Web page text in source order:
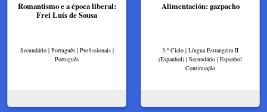
Romantismo e a época liberal:
Frei Luís de Sousa
Secundário | Português | Profissionais |
Português
Alimentación: gazpacho
3.º Ciclo | Língua Estrangeira II
(Espanhol) | Secundário | Espanhol
Continuação